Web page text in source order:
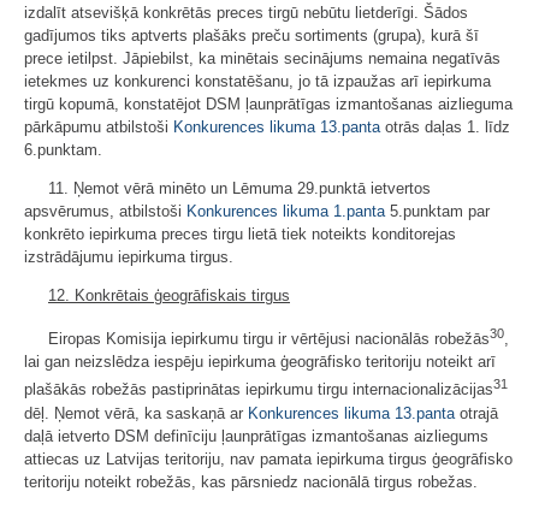
izdalīt atsevišķā konkrētās preces tirgū nebūtu lietderīgi. Šādos
gadījumos tiks aptverts plašāks preču sortiments (grupa), kurā šī
prece ietilpst. Jāpiebilst, ka minētais secinājums nemaina negatīvās
ietekmes uz konkurenci konstatēšanu, jo tā izpaužas arī iepirkuma
tirgū kopumā, konstatējot DSM ļaunprātīgas izmantošanas aizlieguma
pārkāpumu atbilstoši Konkurences likuma 13.panta otrās daļas 1. līdz
6.punktam.
11. Ņemot vērā minēto un Lēmuma 29.punktā ietvertos
apsvērumus, atbilstoši Konkurences likuma 1.panta 5.punktam par
konkrēto iepirkuma preces tirgu lietā tiek noteikts konditorejas
izstrādājumu iepirkuma tirgus.
12. Konkrētais ģeogrāfiskais tirgus
Eiropas Komisija iepirkumu tirgu ir vērtējusi nacionālās robežās30,
lai gan neizslēdza iespēju iepirkuma ģeogrāfisko teritoriju noteikt arī
plašākās robežās pastiprinātas iepirkumu tirgu internacionalizācijas31
dēļ. Ņemot vērā, ka saskaņā ar Konkurences likuma 13.panta otrajā
daļā ietverto DSM definīciju ļaunprātīgas izmantošanas aizliegums
attiecas uz Latvijas teritoriju, nav pamata iepirkuma tirgus ģeogrāfisko
teritoriju noteikt robežās, kas pārsniedz nacionālā tirgus robežas.